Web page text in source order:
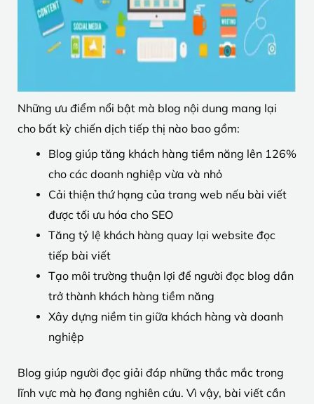
Những ưu điểm nổi bật mà blog nội dung mang lại
cho bất kỳ chiến dịch tiếp thị nào bao gồm:
Blog giúp tăng khách hàng tiềm năng lên 126%
cho các doanh nghiệp vừa và nhỏ
Cải thiện thứ hạng của trang web nếu bài viết
được tối ưu hóa cho SEO
Tăng tỷ lệ khách hàng quay lại website đọc
tiếp bài viết
Tạo môi trường thuận lợi để người đọc blog dần
trở thành khách hàng tiềm năng
Xây dựng niềm tin giữa khách hàng và doanh
nghiệp
Blog giúp người đọc giải đáp những thắc mắc trong
lĩnh vực mà họ đang nghiên cứu. Vì vậy, bài viết cần